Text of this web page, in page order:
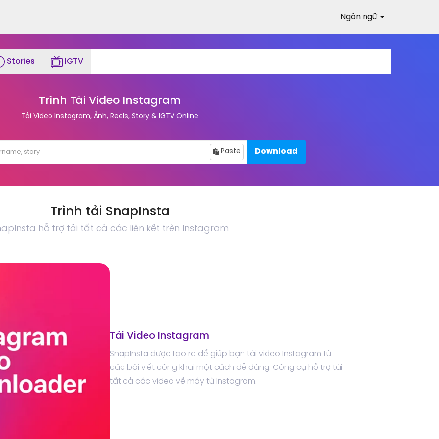
Ngôn ngữ
Stories IGTV
Trình Tải Video Instagram
Tải Video Instagram, Ảnh, Reels, Story & IGTV Online
Paste Download
Trình tải SnapInsta
hỗ trợ tải tất cả các liên kết trên Instagram
Tải Video Instagram
SnapInsta được tạo ra để giúp bạn tải video Instagram từ
các bài viết công khai một cách dễ dàng. Công cụ hỗ trợ tải
tất cả các video về máy từ Instagram.